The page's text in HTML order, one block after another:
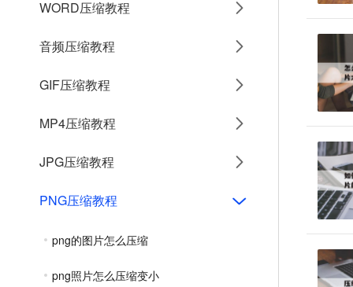
WORD压缩教程
音频压缩教程
GIF压缩教程
MP4压缩教程
JPG压缩教程
PNG压缩教程
png的图片怎么压缩
png照片怎么压缩变小